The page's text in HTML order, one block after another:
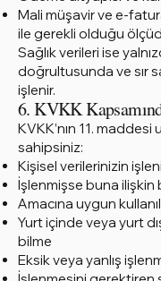
Mali müşavir ve e-
ile gerekli olduğu
Sağlık verileri ise
doğrultusunda ve sır
işlenir.
6. KVKK
KVKK’nın 11.
sahipsiniz:
Kişisel verilerinizin
İşlenmişse buna
Amacına uygun
Yurt içinde veya yurt
bilme
Eksik veya yanlış